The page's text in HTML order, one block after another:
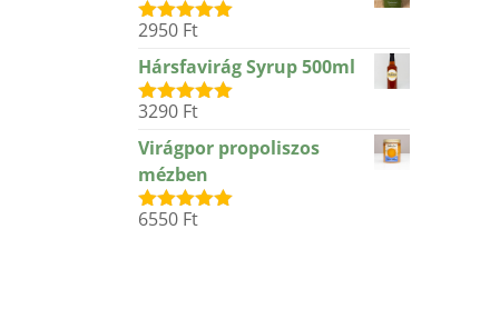
Értékelés:
2950 Ft
Hársfavirág Syrup 500ml
Értékelés:
3290 Ft
Virágpor propoliszos
mézben
Értékelés:
6550 Ft